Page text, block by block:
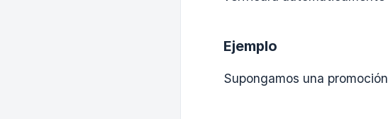
Ejemplo
Supongamos una